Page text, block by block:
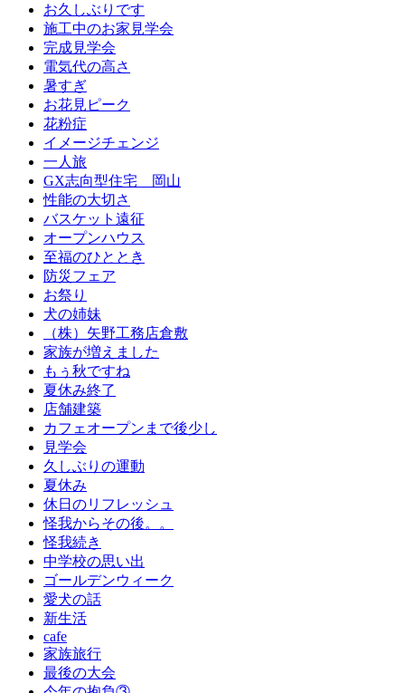
お久しぶりです
施工中のお家見学会
完成見学会
電気代の高さ
暑すぎ
お花見ピーク
花粉症
イメージチェンジ
一人旅
GX志向型住宅 岡山
性能の大切さ
バスケット遠征
オープンハウス
至福のひととき
防災フェア
お祭り
犬の姉妹
（株）矢野工務店倉敷
家族が増えました
もぅ秋ですね
夏休み終了
店舗建築
カフェオープンまで後少し
見学会
久しぶりの運動
夏休み
休日のリフレッシュ
怪我からその後。。
怪我続き
中学校の思い出
ゴールデンウィーク
愛犬の話
新生活
cafe
家族旅行
最後の大会